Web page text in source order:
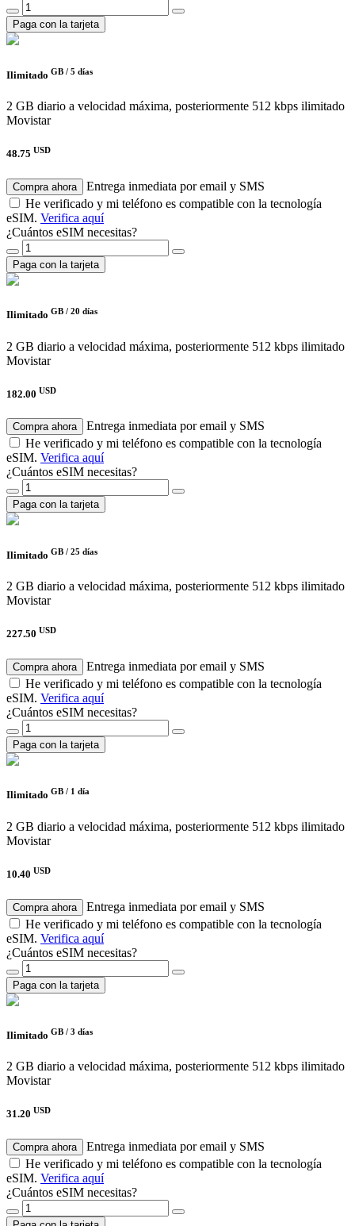
Paga con la tarjeta
Ilimitado GB / 5 días
2 GB diario a velocidad máxima, posteriormente 512 kbps ilimitado
Movistar
48.75 USD
Compra ahora
Entrega inmediata por email y SMS
He verificado y mi teléfono es compatible con la tecnología
eSIM. Verifica aquí
¿Cuántos eSIM necesitas?
Paga con la tarjeta
Ilimitado GB / 20 días
2 GB diario a velocidad máxima, posteriormente 512 kbps ilimitado
Movistar
182.00 USD
Compra ahora
Entrega inmediata por email y SMS
He verificado y mi teléfono es compatible con la tecnología
eSIM. Verifica aquí
¿Cuántos eSIM necesitas?
Paga con la tarjeta
Ilimitado GB / 25 días
2 GB diario a velocidad máxima, posteriormente 512 kbps ilimitado
Movistar
227.50 USD
Compra ahora
Entrega inmediata por email y SMS
He verificado y mi teléfono es compatible con la tecnología
eSIM. Verifica aquí
¿Cuántos eSIM necesitas?
Paga con la tarjeta
Ilimitado GB / 1 día
2 GB diario a velocidad máxima, posteriormente 512 kbps ilimitado
Movistar
10.40 USD
Compra ahora
Entrega inmediata por email y SMS
He verificado y mi teléfono es compatible con la tecnología
eSIM. Verifica aquí
¿Cuántos eSIM necesitas?
Paga con la tarjeta
Ilimitado GB / 3 días
2 GB diario a velocidad máxima, posteriormente 512 kbps ilimitado
Movistar
31.20 USD
Compra ahora
Entrega inmediata por email y SMS
He verificado y mi teléfono es compatible con la tecnología
eSIM. Verifica aquí
¿Cuántos eSIM necesitas?